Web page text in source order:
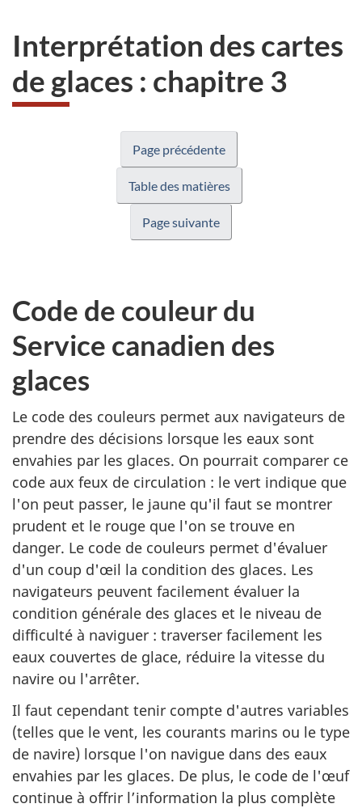
Interprétation des cartes
de glaces : chapitre 3
Page précédente
Table des matières
Page suivante
Code de couleur du
Service canadien des
glaces
Le code des couleurs permet aux navigateurs de
prendre des décisions lorsque les eaux sont
envahies par les glaces. On pourrait comparer ce
code aux feux de circulation : le vert indique que
l'on peut passer, le jaune qu'il faut se montrer
prudent et le rouge que l'on se trouve en
danger. Le code de couleurs permet d'évaluer
d'un coup d'œil la condition des glaces. Les
navigateurs peuvent facilement évaluer la
condition générale des glaces et le niveau de
difficulté à naviguer : traverser facilement les
eaux couvertes de glace, réduire la vitesse du
navire ou l'arrêter.
Il faut cependant tenir compte d'autres variables
(telles que le vent, les courants marins ou le type
de navire) lorsque l'on navigue dans des eaux
envahies par les glaces. De plus, le code de l'œuf
continue à offrir l’information la plus complète